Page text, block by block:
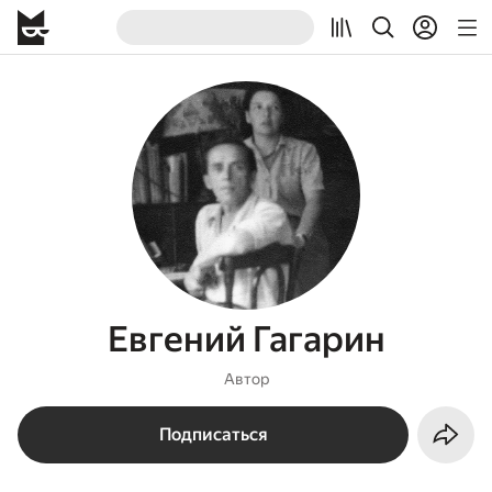
Евгений Гагарин
Автор
Подписаться